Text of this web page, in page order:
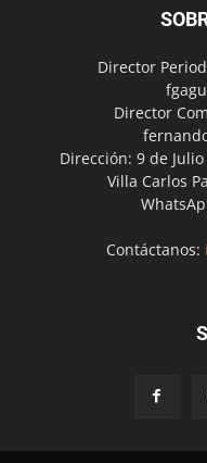
Director
Director
Dirección: 9 de Julio
Villa Carlos
Contáctanos: